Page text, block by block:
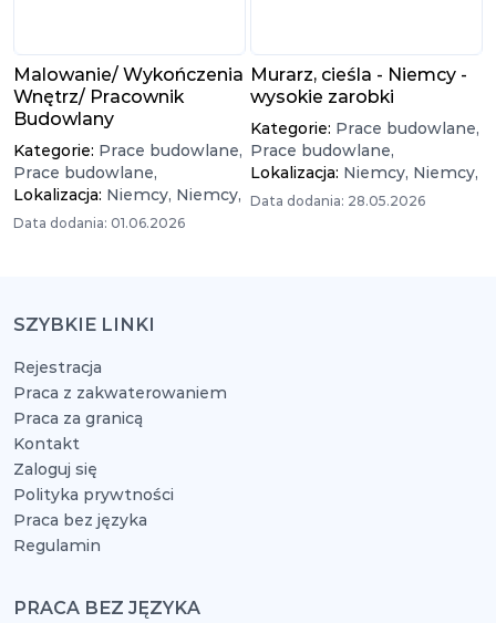
Malowanie/ Wykończenia
Wnętrz/ Pracownik
Budowlany
Kategorie: Prace budowlane,
Prace budowlane,
Lokalizacja: Niemcy, Niemcy,
Data dodania: 01.06.2026
Murarz, cieśla - Niemcy -
wysokie zarobki
Kategorie: Prace budowlane,
Prace budowlane,
Lokalizacja: Niemcy, Niemcy,
Data dodania: 28.05.2026
SZYBKIE LINKI
Rejestracja
Praca z zakwaterowaniem
Praca za granicą
Kontakt
Zaloguj się
Polityka prywtności
Praca bez języka
Regulamin
PRACA BEZ JĘZYKA